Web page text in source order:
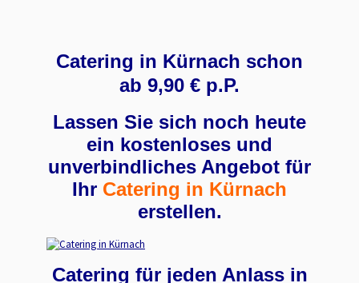
Catering in Kürnach schon
ab 9,90 € p.P.
Lassen Sie sich noch heute
ein kostenloses und
unverbindliches Angebot für
Ihr Catering in Kürnach
erstellen.
Catering für jeden Anlass in